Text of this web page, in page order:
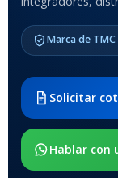
Marca de TMC
Solicitar
Hablar con